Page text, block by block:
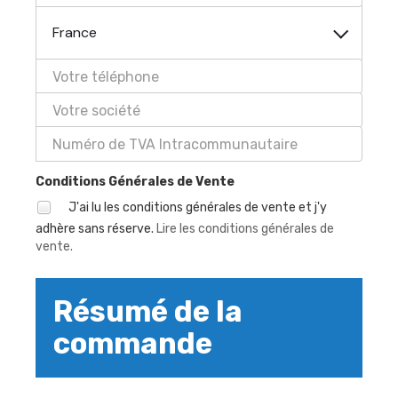
France
Conditions Générales de Vente
J'ai lu les conditions générales de vente et j'y
adhère sans réserve. Lire les conditions générales de
vente.
Résumé de la
commande